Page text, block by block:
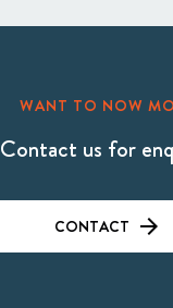
WANT TO NOW
Contact us for
CONTACT